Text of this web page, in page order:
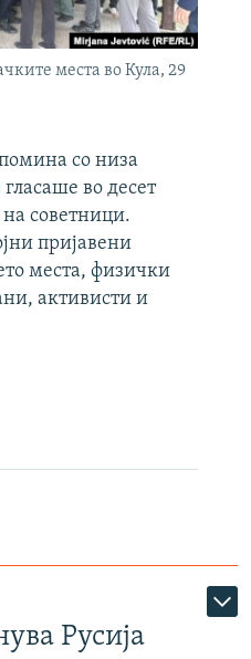
места во Кула, 29
со низа
во десет
советници.
пријавени
места, физички
активисти и
Русија